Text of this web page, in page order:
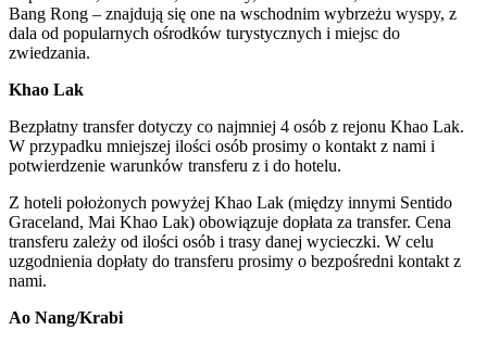
Bang Rong – znajdują się one na wschodnim wybrzeżu wyspy, z
dala od popularnych ośrodków turystycznych i miejsc do
zwiedzania.
Khao Lak
Bezpłatny transfer dotyczy co najmniej 4 osób z rejonu Khao Lak.
W przypadku mniejszej ilości osób prosimy o kontakt z nami i
potwierdzenie warunków transferu z i do hotelu.
Z hoteli położonych powyżej Khao Lak (między innymi Sentido
Graceland, Mai Khao Lak) obowiązuje dopłata za transfer. Cena
transferu zależy od ilości osób i trasy danej wycieczki. W celu
uzgodnienia dopłaty do transferu prosimy o bezpośredni kontakt z
nami.
Ao Nang/Krabi